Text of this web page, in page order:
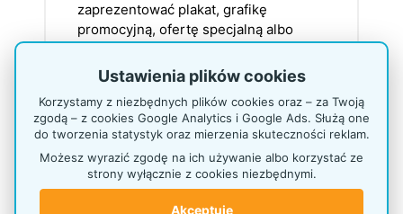
zaprezentować plakat, grafikę
promocyjną, ofertę specjalną albo
komunikat kierujący uwagę na
materiały w kuwetach. Plakat można
szybko wymienić dzięki systemowi
„otwórz, włóż, zamknij”.
Czy stojak P99k21 można
wypoziomować?
Ustawienia plików cookies
Korzystamy z niezbędnych plików cookies oraz – za Twoją
zgodą – z cookies Google Analytics i Google Ads. Służą one
do tworzenia statystyk oraz mierzenia skuteczności reklam.
Możesz wyrazić zgodę na ich używanie albo korzystać ze
strony wyłącznie z cookies niezbędnymi.
Akceptuję